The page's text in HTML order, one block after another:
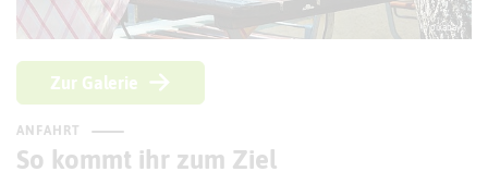
© pixabay
Zur Galerie
ANFAHRT
So kommt ihr zum Ziel